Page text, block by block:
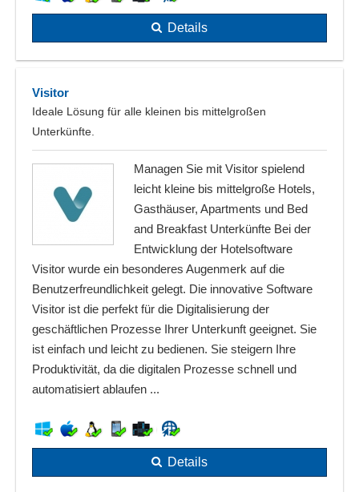
Details
Visitor
Ideale Lösung für alle kleinen bis mittelgroßen
Unterkünfte.
Managen Sie mit Visitor spielend
leicht kleine bis mittelgroße Hotels,
Gasthäuser, Apartments und Bed
and Breakfast Unterkünfte Bei der
Entwicklung der Hotelsoftware
Visitor wurde ein besonderes Augenmerk auf die
Benutzerfreundlichkeit gelegt. Die innovative Software
Visitor ist die perfekt für die Digitalisierung der
geschäftlichen Prozesse Ihrer Unterkunft geeignet. Sie
ist einfach und leicht zu bedienen. Sie steigern Ihre
Produktivität, da die digitalen Prozesse schnell und
automatisiert ablaufen ...
Details